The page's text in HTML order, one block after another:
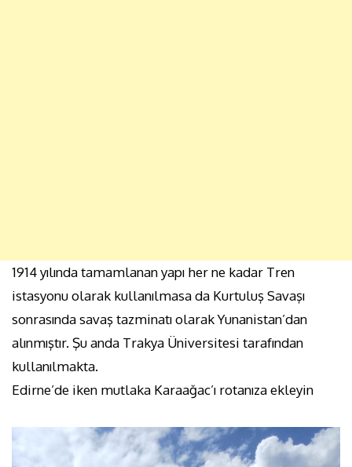
1914 yılında tamamlanan yapı her ne kadar Tren
istasyonu olarak kullanılmasa da Kurtuluş Savaşı
sonrasında savaş tazminatı olarak Yunanistan’dan
alınmıştır. Şu anda Trakya Üniversitesi tarafından
kullanılmakta.
Edirne’de iken mutlaka Karaağac’ı rotanıza ekleyin